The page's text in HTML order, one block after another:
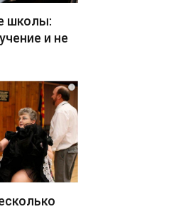
школы:
и не
i